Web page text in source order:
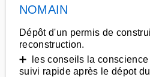
NOMAIN
Dépôt d'un permis de
reconstruction.
➕ les conseils la
suivi rapide après le dépot